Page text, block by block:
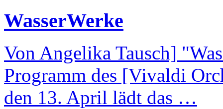
WasserWerke
Von Angelika Tausch]
Programm des [Vivaldi
den 13. April lädt das …